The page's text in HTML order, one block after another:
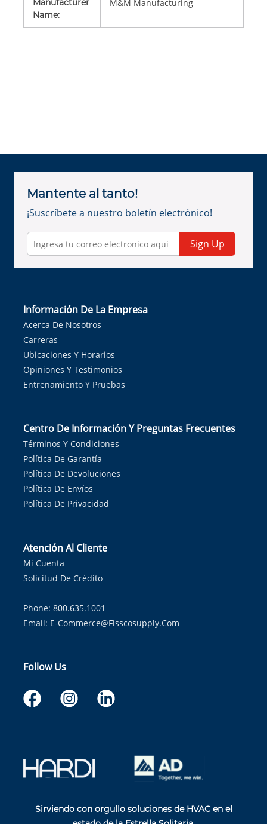
Manufacturer
Name:
M&M Manufacturing
Mantente al tanto!
¡Suscríbete a nuestro boletín electrónico!
Sign Up
Información De La Empresa
Acerca De Nosotros
Carreras
Ubicaciones Y Horarios
Opiniones Y Testimonios
Entrenamiento Y Pruebas
Centro De Información Y Preguntas Frecuentes
Términos Y Condiciones
Política De Garantía
Política De Devoluciones
Política De Envíos
Política De Privacidad
Atención Al Cliente
Mi Cuenta
Solicitud De Crédito
Phone: 800.635.1001
Email: E-Commerce@fisscosupply.com
Follow Us
Sirviendo con orgullo soluciones de HVAC en el